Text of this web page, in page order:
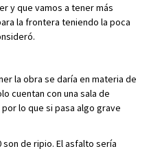
y que vamos a tener más
la frontera teniendo la poca
la obra se daría en materia de
cuentan con una sala de
lo que si pasa algo grave
de ripio. El asfalto sería